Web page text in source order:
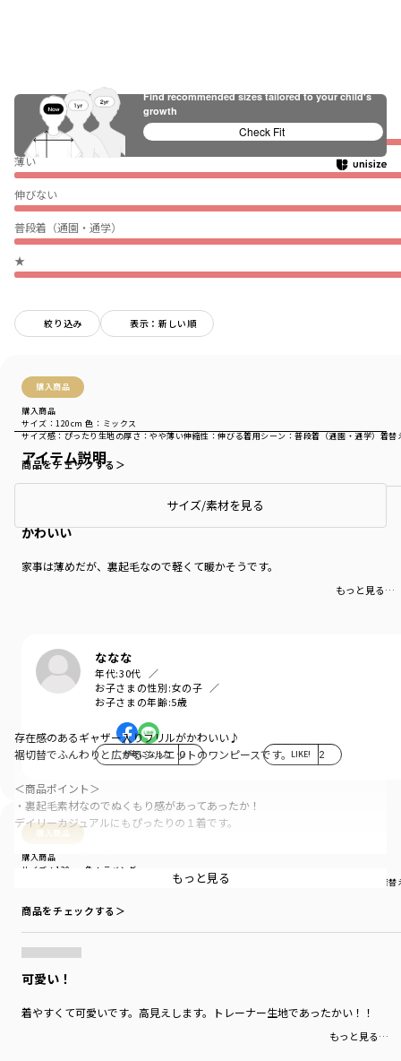
ぴったり
薄い
伸びない
普段着（通園・通学）
★
絞り込み 表示：新しい順
購入商品
購入商品
サイズ感：ぴったり生地の厚さ：やや薄い伸縮性：伸びる着用シーン：普段着（通園・通学）着替
サイズ：120cm 色：ミックス
商品をチェックする＞
かわいい
家事は薄めだが、裏起毛なので軽くて暖かそうです。
もっと見る…
ななな
年代:30代
お子さまの性別:女の子
お子さまの年齢:5歳
参考になった 0 LIKE! 2
購入商品
購入商品
：やや厚い 伸縮性：伸びる 着
サイズ：130cm 色：ラベンダー
商品をチェックする＞
可愛い！
着やすくて可愛いです。高見えします。トレーナー生地であったかい！！
もっと見る…
アイテム説明
サイズ/素材を見る
存在感のあるギャザー入りフリルがかわいい♪
裾切替でふんわりと広がるシルエットのワンピースです。
＜商品ポイント＞
・裏起毛素材なのでぬくもり感があってあったか！
デイリーカジュアルにもぴったりの１着です。
・あたたかく軽い着心地なのも嬉しいポイントです。
ク柄のミックス（フリルは無地）の2色です。
透け感：なし
伸縮性：ややあり
もっと見る
Find recommended sizes tailored to your child's
growth
Check Fit